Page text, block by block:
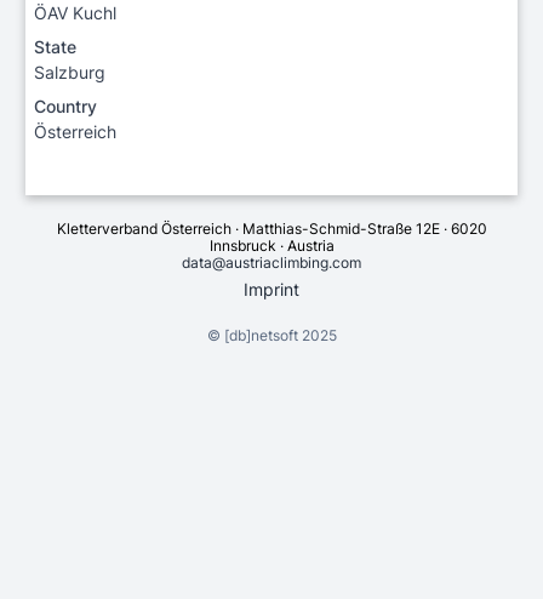
ÖAV Kuchl
State
Salzburg
Country
Österreich
Kletterverband Österreich · Matthias-Schmid-Straße 12E · 6020
Innsbruck · Austria
data@austriaclimbing.com
Imprint
© [db]netsoft2025